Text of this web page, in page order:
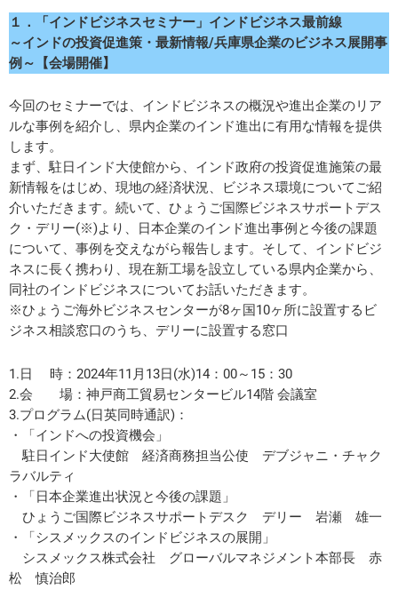
１． 「インドビジネスセミナー」 インドビジネス最前線
～インドの投資促進策・最新情報/兵庫県企業のビジネス展開事
例～【会場開催】
今回のセミナーでは、インドビジネスの概況や進出企業のリア
ルな事例を紹介し、県内企業のインド進出に有用な情報を提供
します。
まず、駐日インド大使館から、インド政府の投資促進施策の最
新情報をはじめ、現地の経済状況、ビジネス環境についてご紹
介いただきます。続いて、ひょうご国際ビジネスサポートデス
ク・デリー(※)より、日本企業のインド進出事例と今後の課題
について、事例を交えながら報告します。そして、インドビジ
ネスに長く携わり、現在新工場を設立している県内企業から、
同社のインドビジネスについてお話いただきます。
※ひょうご海外ビジネスセンターが8ヶ国10ヶ所に設置するビ
ジネス相談窓口のうち、デリーに設置する窓口
1.日 時：2024年11月13日(水)14：00～15：30
2.会 場：神戸商工貿易センタービル14階 会議室
3.プログラム(日英同時通訳)：
・「インドへの投資機会」
駐日インド大使館 経済商務担当公使 デブジャニ・チャク
ラバルティ
・「日本企業進出状況と今後の課題」
ひょうご国際ビジネスサポートデスク デリー 岩瀬 雄一
・「シスメックスのインドビジネスの展開」
シスメックス株式会社 グローバルマネジメント本部長 赤
松 慎治郎